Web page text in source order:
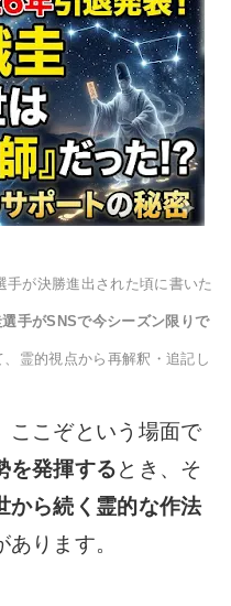
が決勝進出された頃に書いた
手がSNSで今シーズン限りで
、霊的視点から再解釈・追記し
ここぞという場面で
を発揮するとき、そ
から続く霊的な作法
ります。